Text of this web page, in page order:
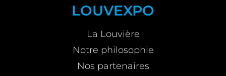
LOUVEXPO
La Louvière
Notre philosophie
Nos partenaires